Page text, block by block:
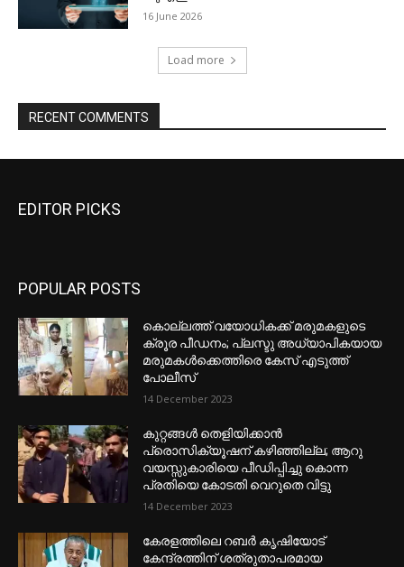
EDITOR PICKS
POPULAR POSTS
കൊല്ലത്ത് വയോധികക്ക് മരുമകളുടെ
ക്രൂര പീഡനം; പ്ലസ്ടു അധ്യാപികയായ
മരുമകൾക്കെത്തിരെ കേസ് എടുത്ത്
പോലീസ്
14 December 2023
കുറ്റങ്ങൾ തെളിയിക്കാൻ
പ്രൊസിക്യൂഷന് കഴിഞ്ഞില്ല; ആറു
വയസ്സുകാരിയെ പീഡിപ്പിച്ചു കൊന്ന
പ്രതിയെ കോടതി വെറുതെ വിട്ടു
14 December 2023
കേരളത്തിലെ റബർ കൃഷിയോട്
കേന്ദ്രത്തിന് ശത്രുതാപരമായ